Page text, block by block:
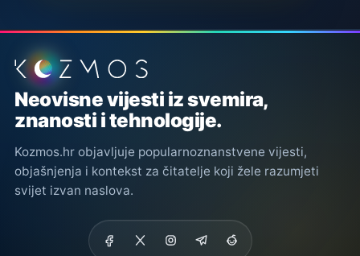
Podnožje stranice
Neovisne vijesti iz svemira,
znanosti i tehnologije.
Kozmos.hr objavljuje popularnoznanstvene vijesti,
objašnjenja i kontekst za čitatelje koji žele razumjeti
svijet izvan naslova.